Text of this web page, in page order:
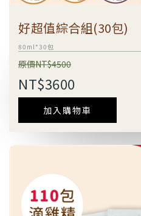
好超值綜合組(30包)
80ml*30包
原價NT$4500
NT$3600
加入購物車